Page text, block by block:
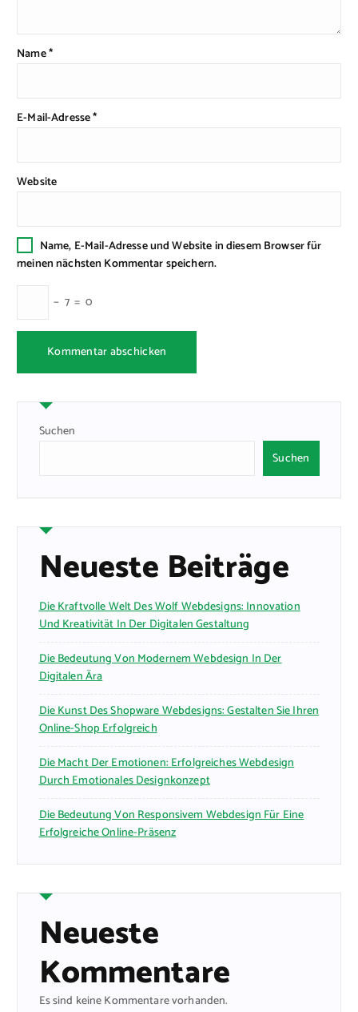
Name*
E-Mail-Adresse*
Website
Name, E-Mail-Adresse und Website in diesem Browser für
meinen nächsten Kommentar speichern.
− 7 = 0
Suchen
Suchen
Neueste Beiträge
Die Kraftvolle Welt Des Wolf Webdesigns: Innovation
Und Kreativität In Der Digitalen Gestaltung
Die Bedeutung Von Modernem Webdesign In Der
Digitalen Ära
Die Kunst Des Shopware Webdesigns: Gestalten Sie Ihren
Online-Shop Erfolgreich
Die Macht Der Emotionen: Erfolgreiches Webdesign
Durch Emotionales Designkonzept
Die Bedeutung Von Responsivem Webdesign Für Eine
Erfolgreiche Online-Präsenz
Neueste
Kommentare
Es sind keine Kommentare vorhanden.